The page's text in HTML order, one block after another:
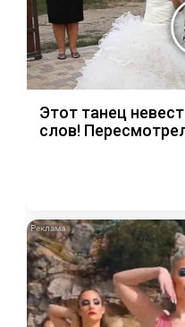
Этот танец
слов!